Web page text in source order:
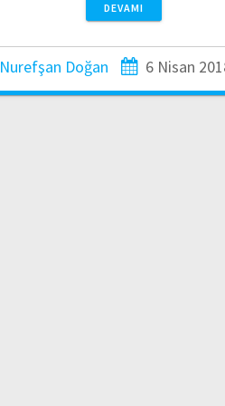
DEVAMI
Nurefşan Doğan 6 Nisan